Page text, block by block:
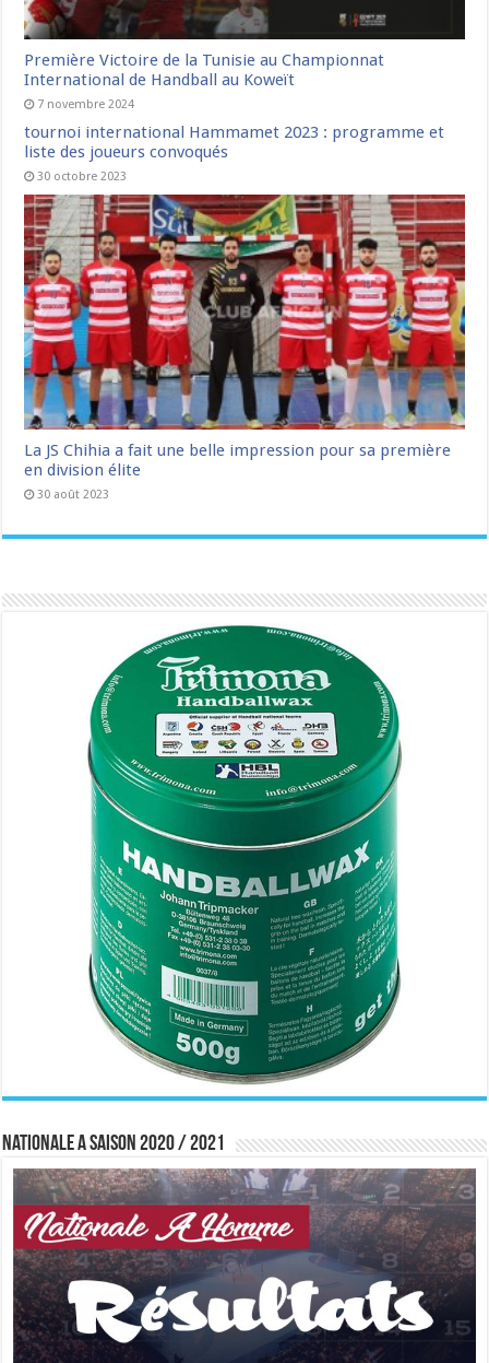
Première Victoire de la Tunisie au Championnat
International de Handball au Koweït
7 novembre 2024
tournoi international Hammamet 2023 : programme et
liste des joueurs convoqués
30 octobre 2023
La JS Chihia a fait une belle impression pour sa première
en division élite
30 août 2023
Nationale A saison 2020 / 2021